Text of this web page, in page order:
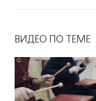
ВИДЕО ПО ТЕМЕ